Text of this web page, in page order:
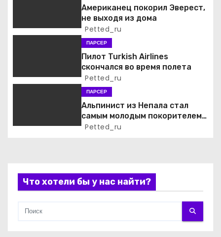
о
а
м
Американец покорил Эверест,
не выходя из дома
Petted_ru
ПАРСЕР
Пилот Turkish Airlines
скончался во время полета
Petted_ru
ПАРСЕР
Альпинист из Непала стал
самым молодым покорителем
всех 14 высочайших вершин
Petted_ru
Что хотели бы у нас найти?